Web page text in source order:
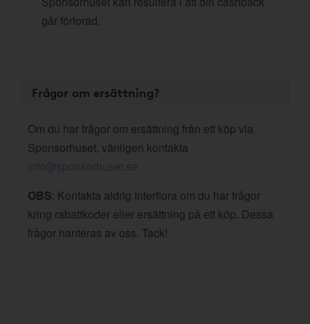
går förlorad.
Frågor om ersättning?
Om du har frågor om ersättning från ett köp via
Sponsorhuset, vänligen kontakta
info@sponsorhuset.se
OBS: Kontakta aldrig Interflora om du har frågor
kring rabattkoder eller ersättning på ett köp. Dessa
frågor hanteras av oss. Tack!